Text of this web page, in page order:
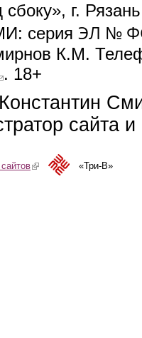
г.
серия ЭЛ №
К.М.
sends e-mail)
. 18+
сайта
(link is external)«Три-В»